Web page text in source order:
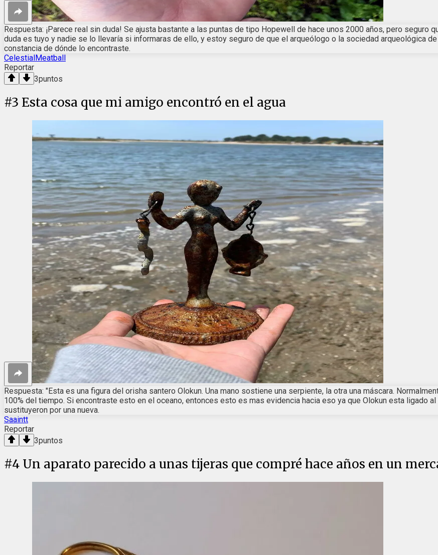
Respuesta: ¡Parece real sin duda! Se ajusta bastante a las puntas de tipo Hopewell de hace unos 2000 años, pero seguro
duda es tuyo y nadie se lo llevaría si informaras de ello, y estoy seguro de que el arqueólogo o la sociedad arqueológica
constancia de dónde lo encontraste.
CelestialMeatball
Reportar
3puntos
#3 Esta cosa que mi amigo encontró en el agua
Respuesta: "Esta es una figura del orisha santero Olokun. Una mano sostiene una serpiente, la otra una máscara.
100% del tiempo. Si encontraste esto en el oceano, entonces esto es mas evidencia hacia eso ya que Olokun esta ligado
sustituyeron por una nueva.
Saaintt
Reportar
3puntos
#4 Un aparato parecido a unas tijeras que compré hace años en un